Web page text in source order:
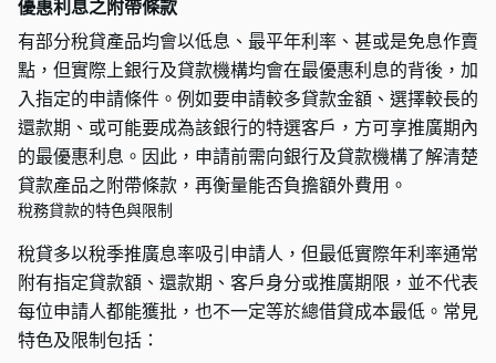
優惠利息之附帶條款
有部分稅貸產品均會以低息、最平年利率、甚或是免息作賣
點，但實際上銀行及貸款機構均會在最優惠利息的背後，加
入指定的申請條件。例如要申請較多貸款金額、選擇較長的
還款期、或可能要成為該銀行的特選客戶，方可享推廣期內
的最優惠利息。因此，申請前需向銀行及貸款機構了解清楚
貸款產品之附帶條款，再衡量能否負擔額外費用。
稅務貸款的特色與限制
稅貸多以稅季推廣息率吸引申請人，但最低實際年利率通常
附有指定貸款額、還款期、客戶身分或推廣期限，並不代表
每位申請人都能獲批，也不一定等於總借貸成本最低。常見
特色及限制包括：